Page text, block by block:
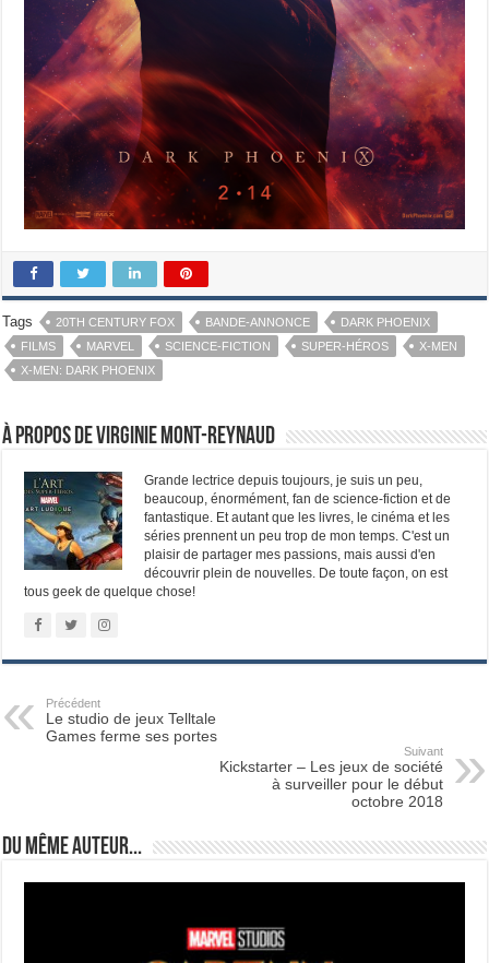
Tags 20TH CENTURY FOX BANDE-ANNONCE
DARK PHOENIX
FILMS
MARVEL SCIENCE-FICTION SUPER-HÉROS
X-MEN
X-MEN: DARK PHOENIX
À propos de Virginie Mont-Reynaud
Grande lectrice depuis toujours, je suis un peu,
beaucoup, énormément, fan de science-fiction et de
fantastique. Et autant que les livres, le cinéma et les
séries prennent un peu trop de mon temps. C'est un
plaisir de partager mes passions, mais aussi d'en
découvrir plein de nouvelles. De toute façon, on est
tous geek de quelque chose!
Précédent
Le studio de jeux Telltale
Games ferme ses portes
Suivant
Kickstarter – Les jeux de société
à surveiller pour le début
octobre 2018
Du même auteur...